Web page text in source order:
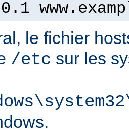
le fichier
/etc sur les